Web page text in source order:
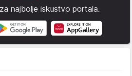
najbolje iskustvo portala.